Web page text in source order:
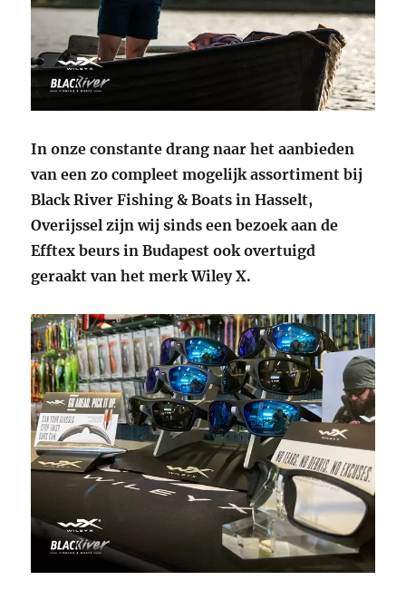
In onze constante drang naar het aanbieden
van een zo compleet mogelijk assortiment bij
Black River Fishing & Boats in Hasselt,
Overijssel zijn wij sinds een bezoek aan de
Efftex beurs in Budapest ook overtuigd
geraakt van het merk Wiley X.